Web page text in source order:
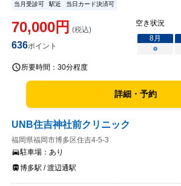
当月受診可 駅近 当日カード決済可
70,000円 (税込)
636ポイント
空き状況
8月
○
所要時間： 30分程度
詳細・予約
UNB住吉神社前クリニック
福岡県福岡市博多区住吉4-5-3
駐車場： あり
博多駅 / 渡辺通駅